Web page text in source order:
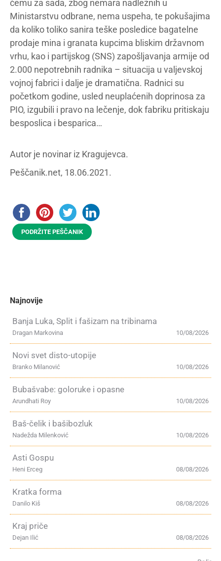
čemu za sada, zbog nemara nadležnih u
Ministarstvu odbrane, nema uspeha, te pokušajima
da koliko toliko sanira teške posledice bagatelne
prodaje mina i granata kupcima bliskim državnom
vrhu, kao i partijskog (SNS) zapošljavanja armije od
2.000 nepotrebnih radnika – situacija u valjevskoj
vojnoj fabrici i dalje je dramatična. Radnici su
početkom godine, usled neuplaćenih doprinosa za
PIO, izgubili i pravo na lečenje, dok fabriku pritiskaju
besposlica i besparica…
Autor je novinar iz Kragujevca.
Peščanik.net, 18.06.2021.
PODRŽITE PEŠČANIK
Najnovije
Banja Luka, Split i fašizam na tribinama
10/08/2026
Dragan Markovina
Novi svet disto-utopije
10/08/2026
Branko Milanović
Bubašvabe: goloruke i opasne
10/08/2026
Arundhati Roy
Baš-čelik i bašibozluk
10/08/2026
Nadežda Milenković
Asti Gospu
08/08/2026
Heni Erceg
Kratka forma
08/08/2026
Danilo Kiš
Kraj priče
08/08/2026
Dejan Ilić